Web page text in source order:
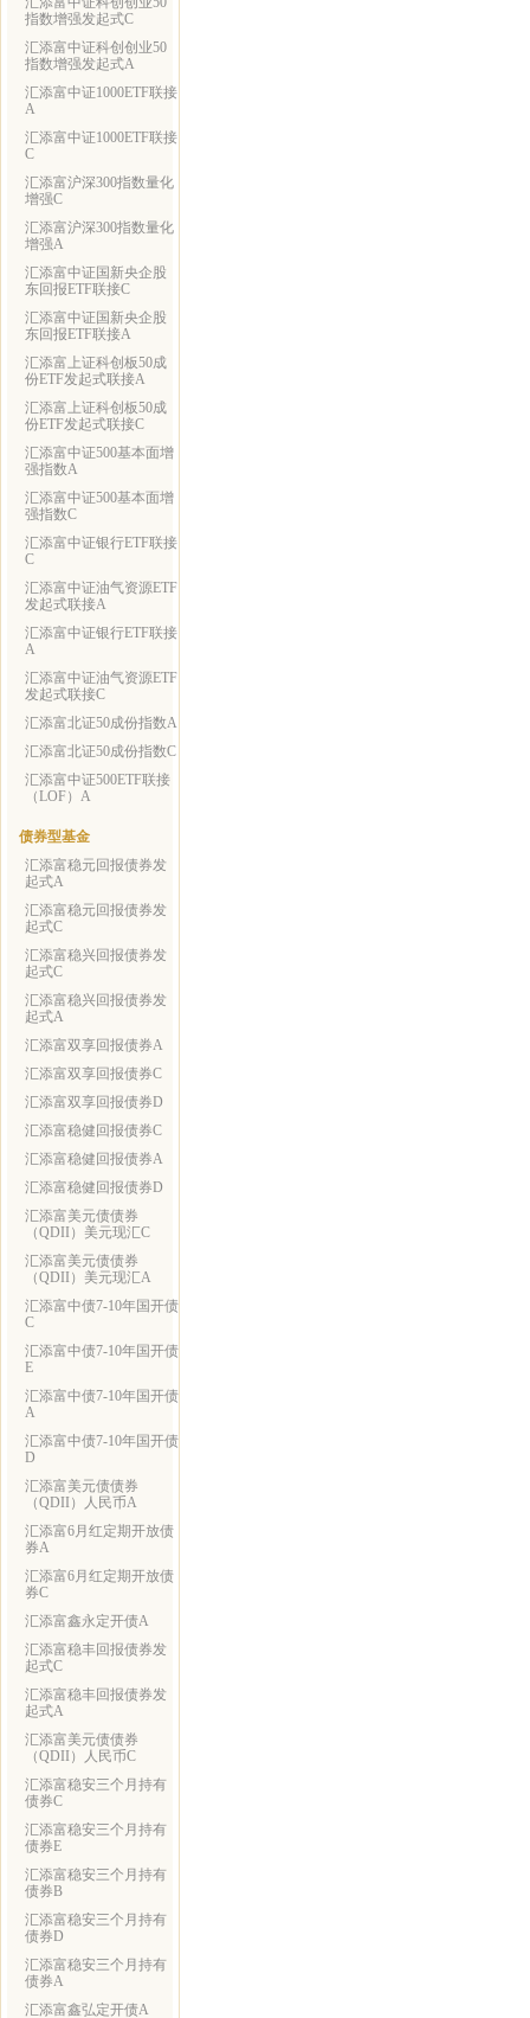
指数增强发起式C
汇添富中证科创创业50
指数增强发起式A
汇添富中证1000ETF联接
A
汇添富中证1000ETF联接
C
汇添富沪深300指数量化
增强C
汇添富沪深300指数量化
增强A
汇添富中证国新央企股
东回报ETF联接C
汇添富中证国新央企股
东回报ETF联接A
汇添富上证科创板50成
份ETF发起式联接A
汇添富上证科创板50成
份ETF发起式联接C
汇添富中证500基本面增
强指数A
汇添富中证500基本面增
强指数C
汇添富中证银行ETF联接
C
汇添富中证油气资源ETF
发起式联接A
汇添富中证银行ETF联接
A
汇添富中证油气资源ETF
发起式联接C
汇添富北证50成份指数A
汇添富北证50成份指数C
汇添富中证500ETF联接
（LOF）A
债券型基金
汇添富稳元回报债券发
起式A
汇添富稳元回报债券发
起式C
汇添富稳兴回报债券发
起式C
汇添富稳兴回报债券发
起式A
汇添富双享回报债券A
汇添富双享回报债券C
汇添富双享回报债券D
汇添富稳健回报债券C
汇添富稳健回报债券A
汇添富稳健回报债券D
汇添富美元债债券
（QDII）美元现汇C
汇添富美元债债券
（QDII）美元现汇A
汇添富中债7-10年国开债
C
汇添富中债7-10年国开债
E
汇添富中债7-10年国开债
A
汇添富中债7-10年国开债
D
汇添富美元债债券
（QDII）人民币A
汇添富6月红定期开放债
券A
汇添富6月红定期开放债
券C
汇添富鑫永定开债A
汇添富稳丰回报债券发
起式C
汇添富稳丰回报债券发
起式A
汇添富美元债债券
（QDII）人民币C
汇添富稳安三个月持有
债券C
汇添富稳安三个月持有
债券E
汇添富稳安三个月持有
债券B
汇添富稳安三个月持有
债券D
汇添富稳安三个月持有
债券A
汇添富鑫弘定开债A